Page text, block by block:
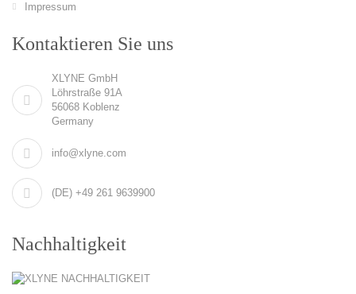
Impressum
Kontaktieren Sie uns
XLYNE GmbH
Löhrstraße 91A
56068 Koblenz
Germany
info@xlyne.com
(DE) +49 261 9639900
Nachhaltigkeit